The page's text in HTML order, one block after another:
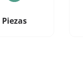
Piezas